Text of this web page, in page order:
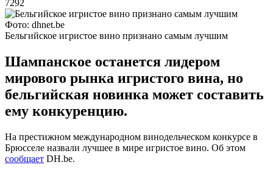
7292
Фото: dhnet.be
Бельгийское игристое вино признано самым лучшим
Шампанское останется лидером
мирового рынка игристого вина, но
бельгийская новинка может составить
ему конкуренцию.
На престижном международном винодельческом конкурсе в
Брюсселе назвали лучшее в мире игристое вино. Об этом
сообщает DH.be.